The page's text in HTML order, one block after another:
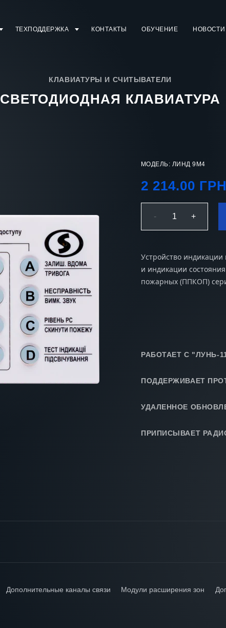
ТЕХПОДДЕРЖКА КОНТАКТЫ ОБУЧЕНИЕ НОВОСТИ
КЛАВИАТУРЫ И СЧИТЫВАТЕЛИ
СВЕТОДИОДНАЯ КЛАВИАТУРА
МОДЕЛЬ: ЛИНД 9М4
2 214.00 ГРН
- 1 +
Устройство
и индикации
пожарных (ППКОП)
РАБОТАЕТ С "ЛУНЬ-
ПОДДЕРЖИВАЕТ
УДАЛЕННОЕ
ПРИПИСЫВАЕТ
Дополнительные каналы связи Модули расширения зон